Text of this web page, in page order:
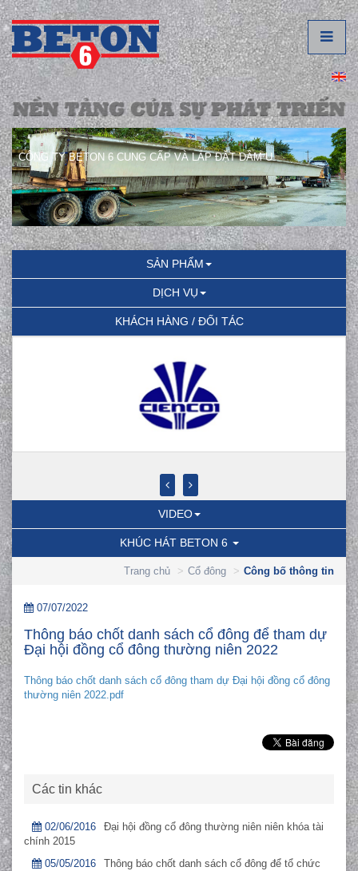
CÔNG TY BETON 6 CUNG CẤP VÀ LẮP ĐẶT DẦM U.
SẢN PHẨM
DỊCH VỤ
KHÁCH HÀNG / ĐỐI TÁC
VIDEO
KHÚC HÁT BETON 6
Trang chủ Cổ đông Công bố thông tin
07/07/2022
Thông báo chốt danh sách cổ đông để tham dự
Đại hội đồng cổ đông thường niên 2022
Thông báo chốt danh sách cổ đông tham dự Đại hội đồng cổ đông
thường niên 2022.pdf
Các tin khác
02/06/2016
Đại hội đồng cổ đông thường niên niên khóa tài
chính 2015
05/05/2016
Thông báo chốt danh sách cổ đông để tổ chức